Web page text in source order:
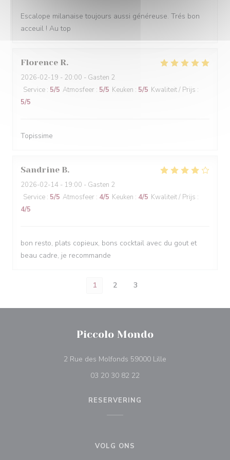
Escalope milanaise toujours aussi généreuse. Trés bon
acceuil ! Au top
Florence R
2026-02-19 - 20:00 - Gasten 2
Service : 5/5 Atmosfeer : 5/5 Keuken : 5/5 Kwaliteit / Prijs :
5/5
Topissime
Sandrine B
2026-02-14 - 19:00 - Gasten 2
Service : 5/5 Atmosfeer : 4/5 Keuken : 4/5 Kwaliteit / Prijs :
4/5
bon resto, plats copieux, bons cocktail avec du gout et
beau cadre, je recommande
1 2 3
Piccolo Mondo
2 Rue des Molfonds 59000 Lille
03 20 30 82 22
RESERVERING
VOLG ONS